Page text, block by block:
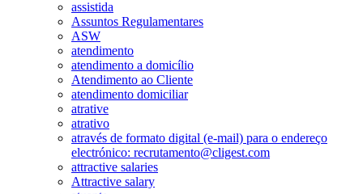
assistida
Assuntos Regulamentares
ASW
atendimento
atendimento a domicílio
Atendimento ao Cliente
atendimento domiciliar
atrative
atrativo
através de formato digital (e-mail) para o endereço
electrónico: recrutamento@cligest.com
attractive salaries
Attractive salary